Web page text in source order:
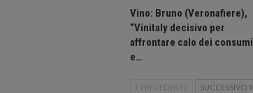
Vino: Bruno (Veronafiere),
“Vinitaly decisivo per
affrontare calo dei consumi
e…
PRECEDENTE SUCCESSIVO